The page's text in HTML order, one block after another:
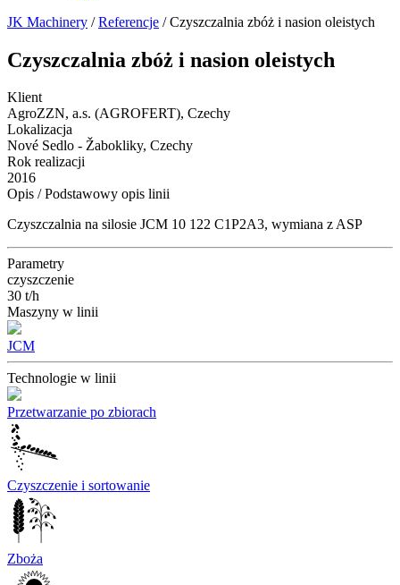
JK Machinery /Referencje /Czyszczalnia zbóż i nasion oleistych
Czyszczalnia zbóż i nasion oleistych
Klient
AgroZZN, a.s. (AGROFERT), Czechy
Lokalizacja
Nové Sedlo - Žabokliky, Czechy
Rok realizacji
2016
Opis / Podstawowy opis linii
Czyszczalnia na silosie JCM 10 122 C1P2A3, wymiana z ASP
Parametry
czyszczenie
30 t/h
Maszyny w linii
JCM
Technologie w linii
Przetwarzanie po zbiorach
Czyszczenie i sortowanie
Zboża